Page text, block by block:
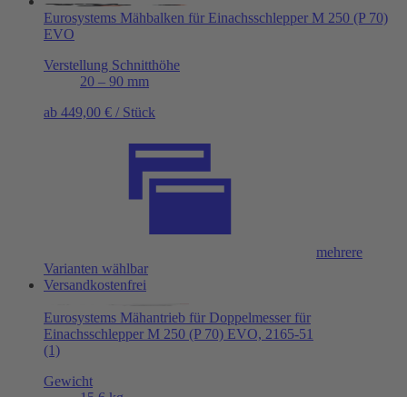
Eurosystems Mähbalken für Einachsschlepper M 250 (P 70)
EVO
Verstellung Schnitthöhe
20 – 90 mm
ab 449,00 € / Stück
mehrere
Varianten wählbar
Versandkostenfrei
Eurosystems Mähantrieb für Doppelmesser für
Einachsschlepper M 250 (P 70) EVO, 2165-51
(1)
Gewicht